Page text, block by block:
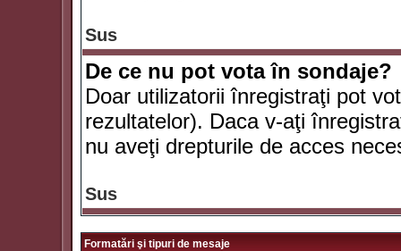
Sus
De ce nu pot vota în sondaje?
Doar utilizatorii înregistraţi pot
rezultatelor). Daca v-aţi
nu aveţi drepturile de acces
Sus
Formatări şi tipuri de mesaje